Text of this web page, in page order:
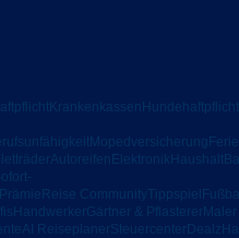
Krankenkassen Hundehaftpflicht
Mopedversicherung
Autoreifen Elektronik Haushalt
Reise CommunityTippspiel
Handwerker Gärtner & Pflasterer
AI Reiseplaner Steuercenter Dealz